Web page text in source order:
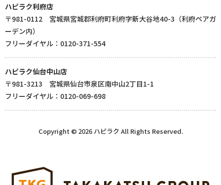
ハピラク利府店
〒981-0112 宮城県宮城郡利府町利府字新大谷地40-3（利府ペアガ
ーデン内）
フリーダイヤル：0120-371-554
ハピラク仙台中山店
〒981-3213 宮城県仙台市泉区南中山2丁目1-1
フリーダイヤル：0120-069-698
Copyright © 2026 ハピラク All Rights Reserved.